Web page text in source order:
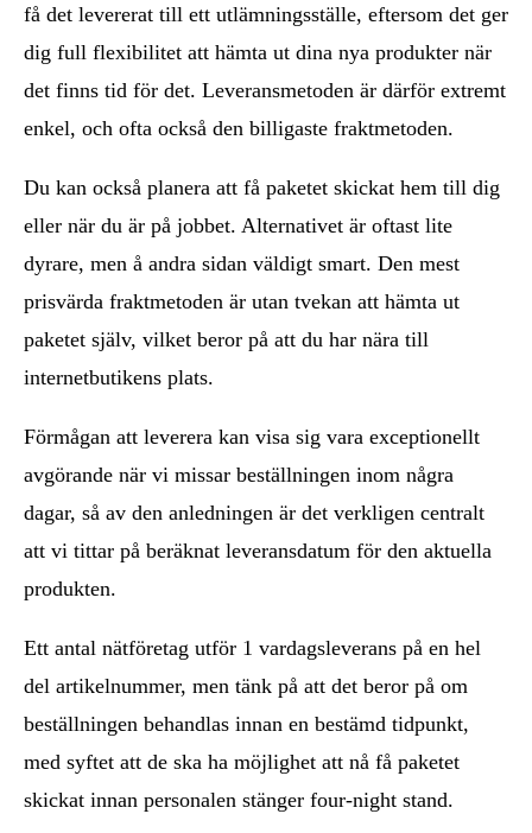
få det levererat till ett utlämningsställe, eftersom det ger
dig full flexibilitet att hämta ut dina nya produkter när
det finns tid för det. Leveransmetoden är därför extremt
enkel, och ofta också den billigaste fraktmetoden.
Du kan också planera att få paketet skickat hem till dig
eller när du är på jobbet. Alternativet är oftast lite
dyrare, men å andra sidan väldigt smart. Den mest
prisvärda fraktmetoden är utan tvekan att hämta ut
paketet själv, vilket beror på att du har nära till
internetbutikens plats.
Förmågan att leverera kan visa sig vara exceptionellt
avgörande när vi missar beställningen inom några
dagar, så av den anledningen är det verkligen centralt
att vi tittar på beräknat leveransdatum för den aktuella
produkten.
Ett antal nätföretag utför 1 vardagsleverans på en hel
del artikelnummer, men tänk på att det beror på om
beställningen behandlas innan en bestämd tidpunkt,
med syftet att de ska ha möjlighet att nå få paketet
skickat innan personalen stänger four-night stand.